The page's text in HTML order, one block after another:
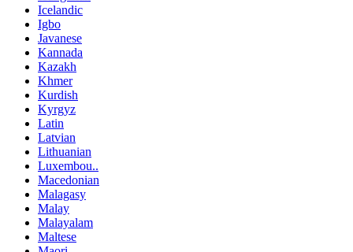
Icelandic
Igbo
Javanese
Kannada
Kazakh
Khmer
Kurdish
Kyrgyz
Latin
Latvian
Lithuanian
Luxembou..
Macedonian
Malagasy
Malay
Malayalam
Maltese